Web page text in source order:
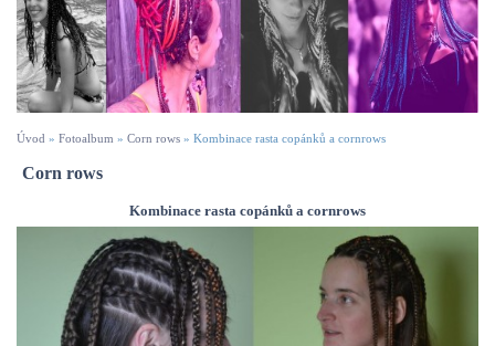
Úvod » Fotoalbum » Corn rows » Kombinace rasta copánků a cornrows
Corn rows
Kombinace rasta copánků a cornrows